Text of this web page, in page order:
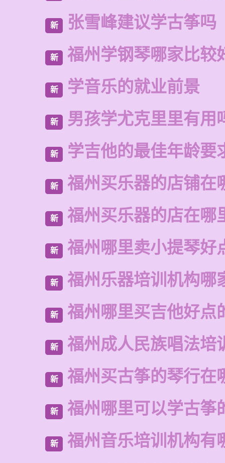
新 张雪峰建议学古筝吗
新 福州学钢琴哪家比较
新 学音乐的就业前景
新 男孩学尤克里里有用
新 学吉他的最佳年龄要
新 福州买乐器的店铺在
新 福州买乐器的店在哪
新 福州哪里卖小提琴好
新 福州乐器培训机构哪
新 福州哪里买吉他好点
新 福州成人民族唱法培
新 福州买古筝的琴行在
新 福州哪里可以学古筝
新 福州音乐培训机构有